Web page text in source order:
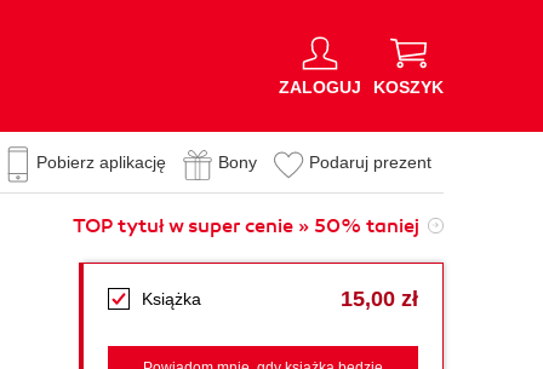
ZALOGUJ KOSZYK
Pobierz aplikację Bony Podaruj prezent
TOP tytuł w super cenie » 50% taniej
Książka 15,00 zł